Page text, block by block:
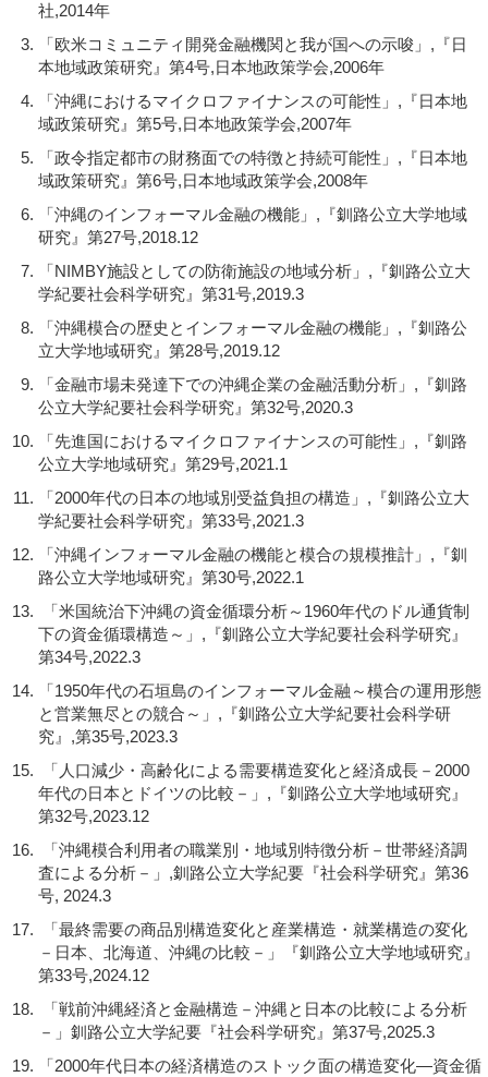
社,2014年
「欧米コミュニティ開発金融機関と我が国への示唆」,『日
本地域政策研究』第4号,日本地政策学会,2006年
「沖縄におけるマイクロファイナンスの可能性」,『日本地
域政策研究』第5号,日本地政策学会,2007年
「政令指定都市の財務面での特徴と持続可能性」,『日本地
域政策研究』第6号,日本地域政策学会,2008年
「沖縄のインフォーマル金融の機能」,『釧路公立大学地域
研究』第27号,2018.12
「NIMBY施設としての防衛施設の地域分析」,『釧路公立大
学紀要社会科学研究』第31号,2019.3
「沖縄模合の歴史とインフォーマル金融の機能」,『釧路公
立大学地域研究』第28号,2019.12
「金融市場未発達下での沖縄企業の金融活動分析」,『釧路
公立大学紀要社会科学研究』第32号,2020.3
「先進国におけるマイクロファイナンスの可能性」,『釧路
公立大学地域研究』第29号,2021.1
「2000年代の日本の地域別受益負担の構造」,『釧路公立大
学紀要社会科学研究』第33号,2021.3
「沖縄インフォーマル金融の機能と模合の規模推計」,『釧
路公立大学地域研究』第30号,2022.1
「米国統治下沖縄の資金循環分析～1960年代のドル通貨制
下の資金循環構造～」,『釧路公立大学紀要社会科学研究』
第34号,2022.3
「1950年代の石垣島のインフォーマル金融～模合の運用形態
と営業無尽との競合～」,『釧路公立大学紀要社会科学研
究』,第35号,2023.3
「人口減少・高齢化による需要構造変化と経済成長－2000
年代の日本とドイツの比較－」,『釧路公立大学地域研究』
第32号,2023.12
「沖縄模合利用者の職業別・地域別特徴分析－世帯経済調
査による分析－」,釧路公立大学紀要『社会科学研究』第36
号, 2024.3
「最終需要の商品別構造変化と産業構造・就業構造の変化
－日本、北海道、沖縄の比較－」『釧路公立大学地域研究』
第33号,2024.12
「戦前沖縄経済と金融構造－沖縄と日本の比較による分析
－」釧路公立大学紀要『社会科学研究』第37号,2025.3
「2000年代日本の経済構造のストック面の構造変化—資金循